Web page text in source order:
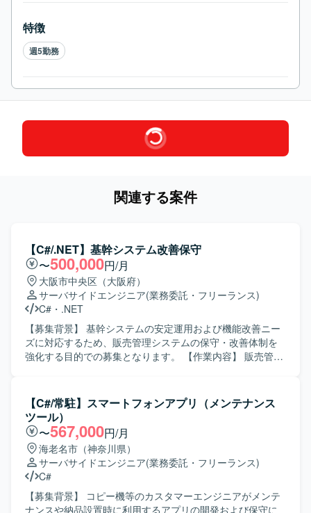
特徴
週5勤務
関連する案件
【C#/.NET】基幹システム改善保守
〜500,000円/月
大阪市中央区（大阪府）
サーバサイドエンジニア(業務委託・フリーランス)
C# ・ .NET
【募集背景】 基幹システムの安定運用および機能改善ニー
ズに対応するため、販売管理システムの保守・改善体制を
強化する目的での募集となります。 【作業内容】 販売管理
リースまで一連の工程をお任せいたします。既存機能の改
修や不具合対応に加え、業務要望に基づく機能追加なども
行っていただきます。 【求める人物像】 システムの現状を
理解しながら、関係者と円滑にコミュニケーションを取
り、自発的に改善提案や課題解決に取り組んでいただける
方を求めております。既存システムの保守・改善業務に対
して粘り強く取り組める方にマッチする環境です。 【ポジ
ションの魅力】 基幹となる販売管理システムに長期的に関
わることで、業務知識と技術スキルの両面を深めていただ
【C#/常駐】スマートフォンアプリ（メンテナンス
ツール）
〜567,000円/月
海老名市（神奈川県）
サーバサイドエンジニア(業務委託・フリーランス)
C#
【募集背景】 コピー機等のカスタマーエンジニアがメンテ
ナンスや納品設置時に利用するアプリの開発および保守に